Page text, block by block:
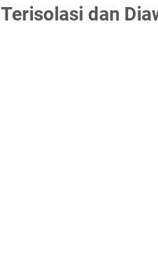
Terisolasi dan